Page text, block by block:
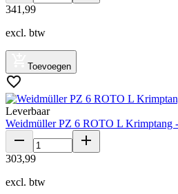
341 ,99
excl. btw
Toevoegen
Leverbaar
Weidmüller PZ 6 ROTO L Krimptang
303,99
excl. btw